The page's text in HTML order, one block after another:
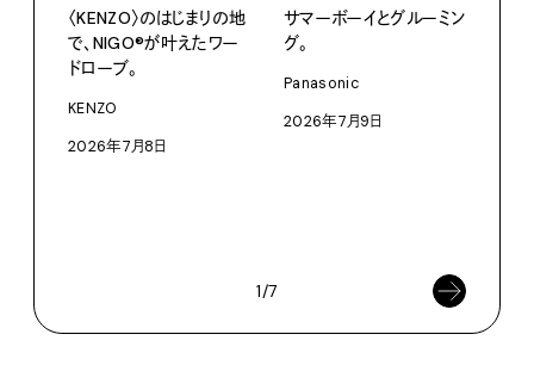
〈KENZO〉のはじまりの地
で、NIGO®が叶えたワー
ドローブ。
KENZO
2026年7月8日
サマーボーイとグルーミン
グ。
Panasonic
2026年7月9日
1/7